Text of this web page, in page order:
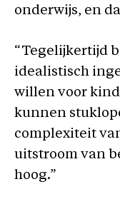
onderwijs, en
“Tegelijkertijd
idealistisch
willen voor
kunnen
complexiteit
uitstroom van
hoog.”